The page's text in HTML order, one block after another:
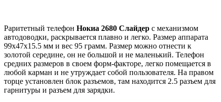
Раритетный телефон Нокиа 2680 Слайдер с механизмом
автодоводки, раскрывается плавно и легко. Размер аппарата
99х47х15.5 мм и вес 95 грамм. Размер можно отнести к
золотой середине, он не большой и не маленький. Телефон
средних размеров в своем форм-факторе, легко помещается в
любой карман и не утруждает собой пользователя. На правом
торце установлен блок разъемов, там находится 2.5 разъем для
гарнитуры и разъем для зарядки.